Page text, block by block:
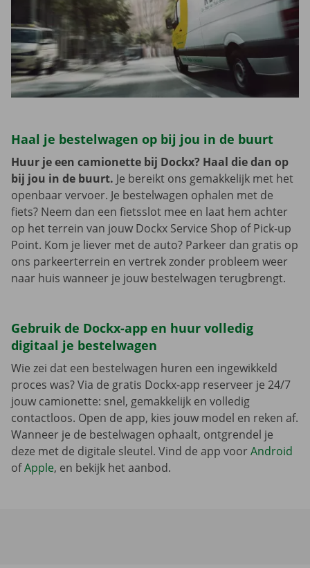
Haal je bestelwagen op bij jou in de buurt
Huur je een camionette bij Dockx? Haal die dan op
bij jou in de buurt. Je bereikt ons gemakkelijk met het
openbaar vervoer. Je bestelwagen ophalen met de
fiets? Neem dan een fietsslot mee en laat hem achter
op het terrein van jouw Dockx Service Shop of Pick-up
Point. Kom je liever met de auto? Parkeer dan gratis op
ons parkeerterrein en vertrek zonder probleem weer
naar huis wanneer je jouw bestelwagen terugbrengt.
Gebruik de Dockx-app en huur volledig
digitaal je bestelwagen
Wie zei dat een bestelwagen huren een ingewikkeld
proces was? Via de gratis Dockx-app reserveer je 24/7
jouw camionette: snel, gemakkelijk en volledig
contactloos. Open de app, kies jouw model en reken af.
Wanneer je de bestelwagen ophaalt, ontgrendel je
deze met de digitale sleutel. Vind de app voorAndroid
ofApple, en bekijk het aanbod.